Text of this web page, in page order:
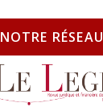
NOTRE RÉSEAU